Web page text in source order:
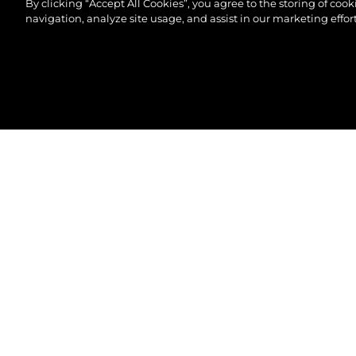
By clicking “Accept All Cookies”, you agree to the storing of
navigation, analyze site usage, and assist in our marketing